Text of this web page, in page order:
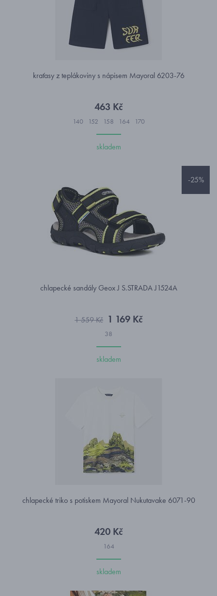
kraťasy z teplákoviny s nápisem Mayoral 6203-76
463 Kč
140 152 158 164 170
skladem
-25%
chlapecké sandály Geox J S.STRADA J1524A
1 559 Kč 1 169 Kč
38
skladem
chlapecké triko s potiskem Mayoral Nukutavake 6071-90
420 Kč
164
skladem